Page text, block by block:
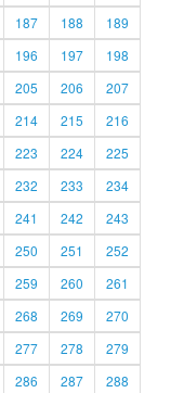
187 188
189
196 197
198
205 206
207
214 215
216
223 224
225
232 233
234
241 242
243
250 251
252
259 260
261
268 269
270
277 278
279
286 287 288